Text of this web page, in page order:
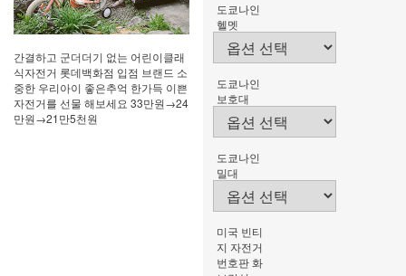
간결하고 군더더기 없는 어린이클래
식자전거 롯데백화점 입점 브랜드 소
중한 우리아이 좋은추억 한가득 이쁜
자전거를 선물 해보세요 33만원→24
만원→21만5천원
도쿄나인
헬멧
도쿄나인
보호대
도쿄나인
밀대
미국 빈티
지 자전거
번호판 화